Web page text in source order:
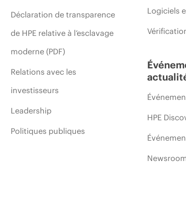
Déclaration de transparence
de HPE relative à l’esclavage
moderne (PDF)
Relations avec les
investisseurs
Leadership
Politiques publiques
Logiciels
HPE